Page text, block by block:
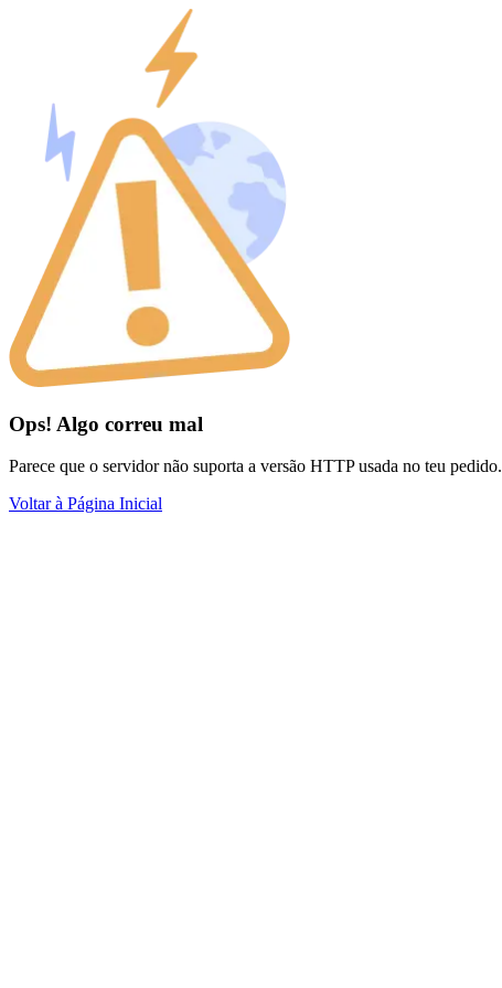
Ops! Algo correu mal
Parece que o servidor não suporta a versão HTTP usada no teu pedido.
Voltar à Página Inicial